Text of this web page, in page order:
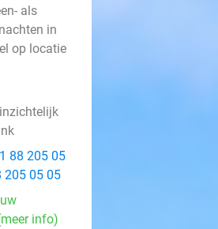
als
in
op locatie
88 205 05
205 05 05
info)